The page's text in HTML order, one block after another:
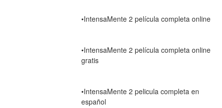
•IntensaMente 2 película completa online
•IntensaMente 2 película completa online
gratis
•IntensaMente 2 pelicula completa en
español